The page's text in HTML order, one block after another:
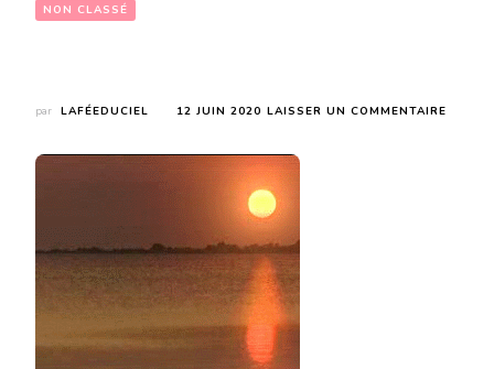
NON CLASSÉ
par LAFÉEDUCIEL 12 JUIN 2020 LAISSER UN COMMENTAIRE